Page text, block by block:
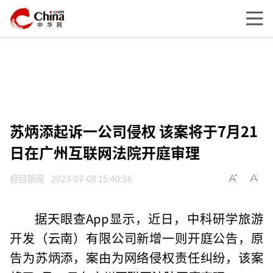
苏炳添起诉一公司侵权 该案将于7月21
日在广州互联网法院开庭审理
极目新闻 2023-07-08 15:40:56
据天眼查App显示，近日，中科研学旅游
开发（云南）有限公司新增一则开庭公告，原
告为苏炳添，案由为网络侵权责任纠纷，该案